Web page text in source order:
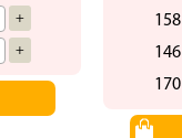
+
+
158
146
170